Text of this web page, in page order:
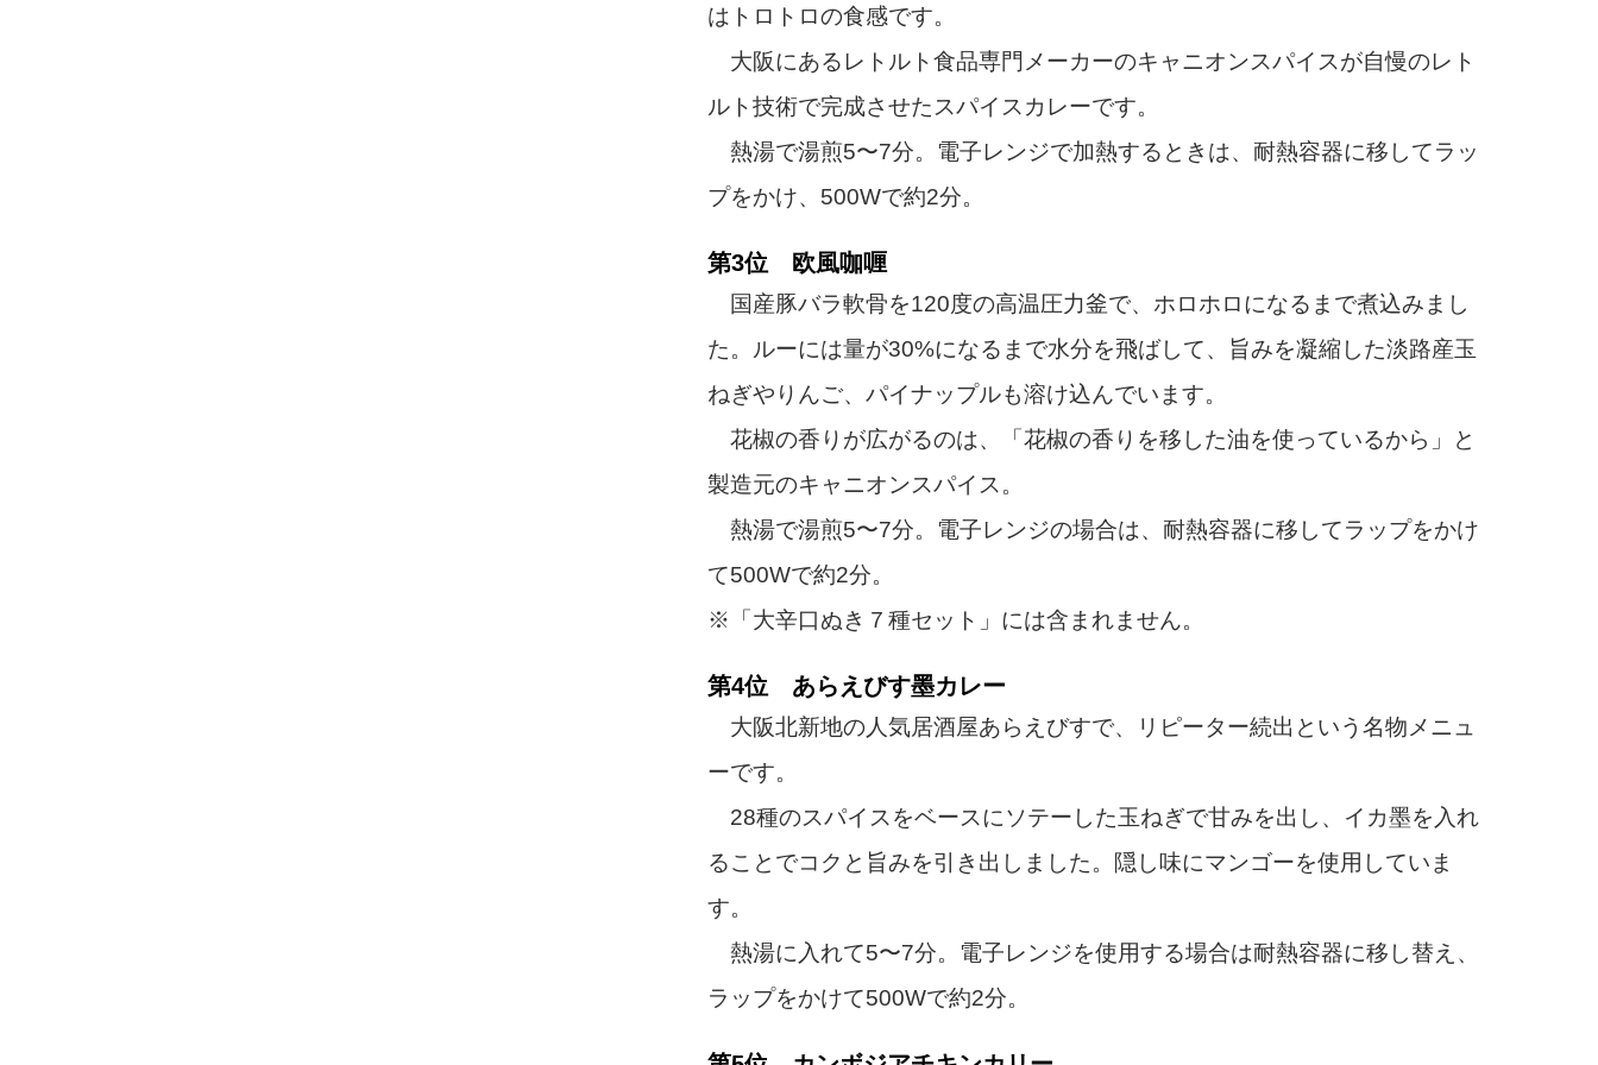
はトロトロの食感です。
大阪にあるレトルト食品専門メーカーのキャニオンスパイスが自慢のレト
ルト技術で完成させたスパイスカレーです。
熱湯で湯煎5〜7分。電子レンジで加熱するときは、耐熱容器に移してラッ
プをかけ、500Wで約2分。
第3位 欧風咖喱
国産豚バラ軟骨を120度の高温圧力釜で、ホロホロになるまで煮込みまし
た。ルーには量が30%になるまで水分を飛ばして、旨みを凝縮した淡路産玉
ねぎやりんご、パイナップルも溶け込んでいます。
花椒の香りが広がるのは、「花椒の香りを移した油を使っているから」と
製造元のキャニオンスパイス。
熱湯で湯煎5〜7分。電子レンジの場合は、耐熱容器に移してラップをかけ
て500Wで約2分。
※「大辛口ぬき７種セット」には含まれません。
第4位 あらえびす墨カレー
大阪北新地の人気居酒屋あらえびすで、リピーター続出という名物メニュ
ーです。
28種のスパイスをベースにソテーした玉ねぎで甘みを出し、イカ墨を入れ
ることでコクと旨みを引き出しました。隠し味にマンゴーを使用していま
す。
熱湯に入れて5〜7分。電子レンジを使用する場合は耐熱容器に移し替え、
ラップをかけて500Wで約2分。